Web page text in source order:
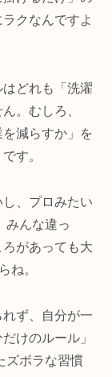
クなんですよ
どれも「洗濯
。むしろ、
を減らすか」を
す。
、プロみたい
みんな違っ
があっても大
ね。
ず、自分が一
けのルール」
ズボラな習慣